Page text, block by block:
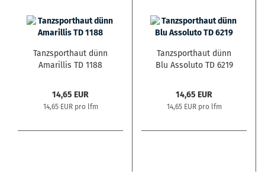
Tanzsporthaut dünn
Amarillis TD 1188
14,65 EUR
14,65 EUR pro lfm
Tanzsporthaut dünn
Blu Assoluto TD 6219
14,65 EUR
14,65 EUR pro lfm